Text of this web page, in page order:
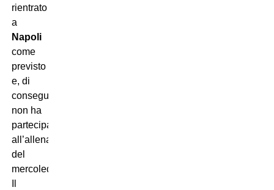
rientrato
a
Napoli
come
previsto
e, di
conseguenza,
non ha
partecipato
all’allenamento
del
mercoledì.